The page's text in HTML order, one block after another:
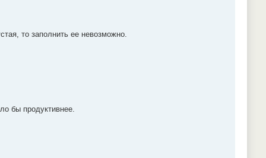
то заполнить ее невозможно.
бы продуктивнее.